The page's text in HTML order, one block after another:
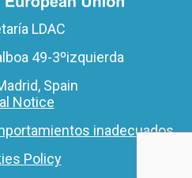
LDAC
49-3ºizquierda
Spain
Notice
inadecuados
Policy